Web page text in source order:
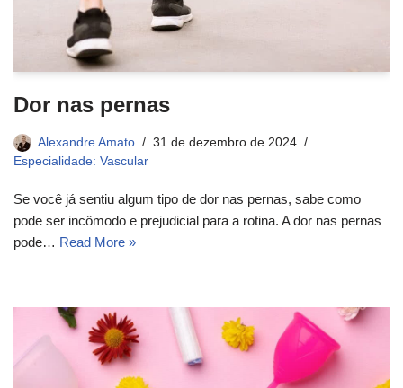
Dor nas pernas
Alexandre Amato
31 de dezembro de 2024
Especialidade: Vascular
Se você já sentiu algum tipo de dor nas pernas, sabe como
pode ser incômodo e prejudicial para a rotina. A dor nas pernas
pode… Read More »